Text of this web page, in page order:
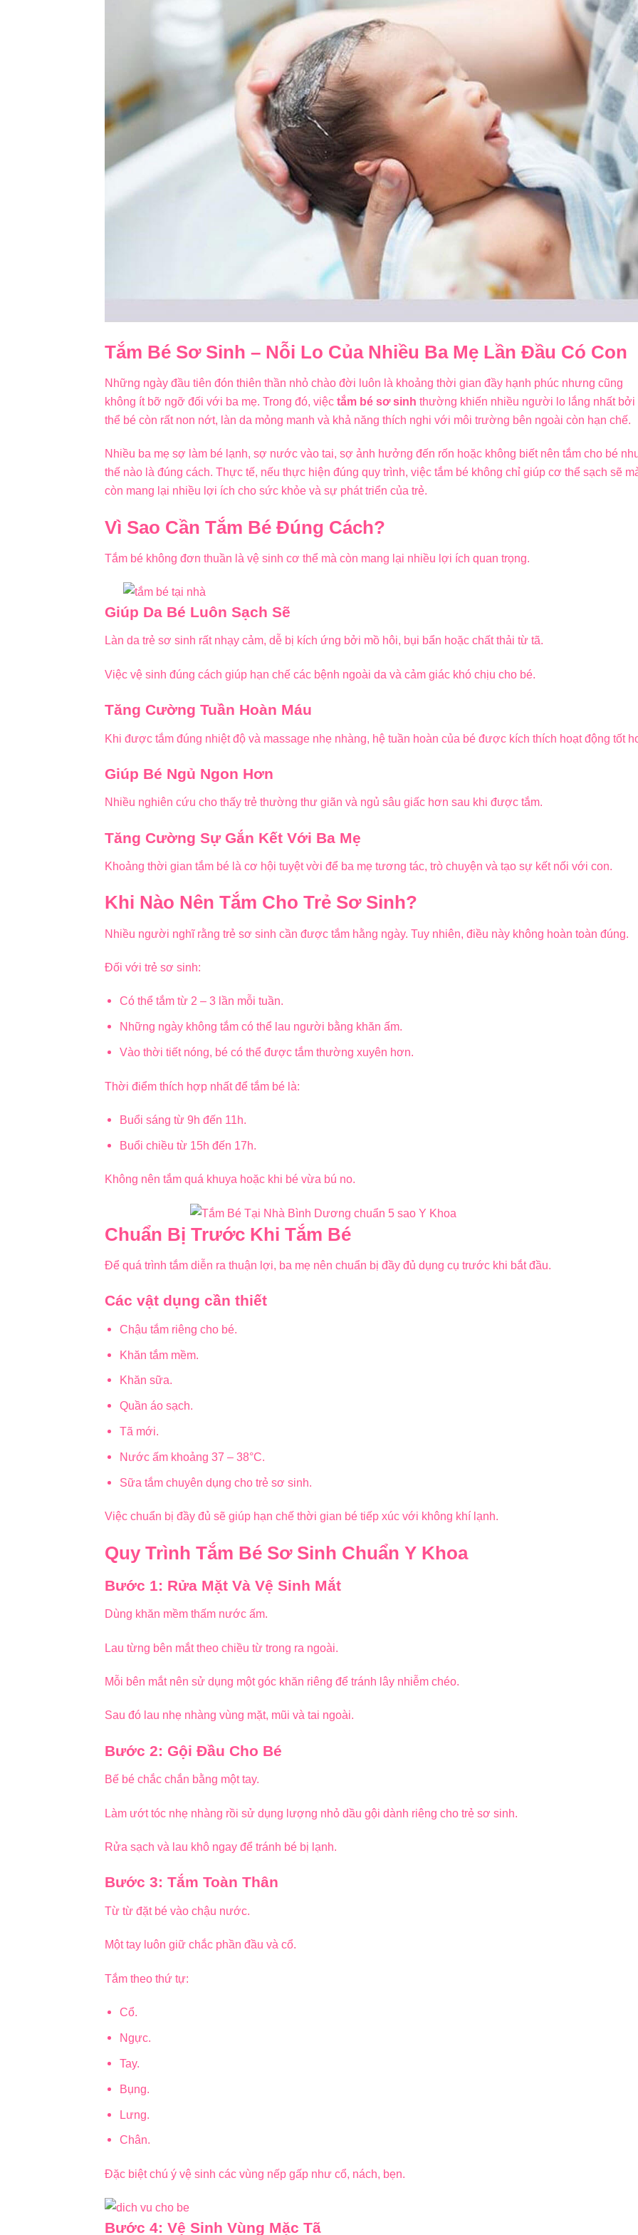
Tắm Bé Sơ Sinh – Nỗi Lo Của Nhiều Ba Mẹ Lần Đầu Có Con
Những ngày đầu tiên đón thiên thần nhỏ chào đời luôn là khoảng thời gian đầy hạnh phúc nhưng cũng
không ít bỡ ngỡ đối với ba mẹ. Trong đó, việc tắm bé sơ sinh thường khiến nhiều người lo lắng nhất bởi
thể bé còn rất non nớt, làn da mỏng manh và khả năng thích nghi với môi trường bên ngoài còn hạn chế.
Nhiều ba mẹ sợ làm bé lạnh, sợ nước vào tai, sợ ảnh hưởng đến rốn hoặc không biết nên tắm cho bé
thế nào là đúng cách. Thực tế, nếu thực hiện đúng quy trình, việc tắm bé không chỉ giúp cơ thể sạch sẽ
còn mang lại nhiều lợi ích cho sức khỏe và sự phát triển của trẻ.
Vì Sao Cần Tắm Bé Đúng Cách?
Tắm bé không đơn thuần là vệ sinh cơ thể mà còn mang lại nhiều lợi ích quan trọng.
Giúp Da Bé Luôn Sạch Sẽ
Làn da trẻ sơ sinh rất nhạy cảm, dễ bị kích ứng bởi mồ hôi, bụi bẩn hoặc chất thải từ tã.
Việc vệ sinh đúng cách giúp hạn chế các bệnh ngoài da và cảm giác khó chịu cho bé.
Tăng Cường Tuần Hoàn Máu
Khi được tắm đúng nhiệt độ và massage nhẹ nhàng, hệ tuần hoàn của bé được kích thích hoạt động tốt
Giúp Bé Ngủ Ngon Hơn
Nhiều nghiên cứu cho thấy trẻ thường thư giãn và ngủ sâu giấc hơn sau khi được tắm.
Tăng Cường Sự Gắn Kết Với Ba Mẹ
Khoảng thời gian tắm bé là cơ hội tuyệt vời để ba mẹ tương tác, trò chuyện và tạo sự kết nối với con.
Khi Nào Nên Tắm Cho Trẻ Sơ Sinh?
Nhiều người nghĩ rằng trẻ sơ sinh cần được tắm hằng ngày. Tuy nhiên, điều này không hoàn toàn đúng.
Đối với trẻ sơ sinh:
Có thể tắm từ 2 – 3 lần mỗi tuần.
Những ngày không tắm có thể lau người bằng khăn ấm.
Vào thời tiết nóng, bé có thể được tắm thường xuyên hơn.
Thời điểm thích hợp nhất để tắm bé là:
Buổi sáng từ 9h đến 11h.
Buổi chiều từ 15h đến 17h.
Không nên tắm quá khuya hoặc khi bé vừa bú no.
Chuẩn Bị Trước Khi Tắm Bé
Để quá trình tắm diễn ra thuận lợi, ba mẹ nên chuẩn bị đầy đủ dụng cụ trước khi bắt đầu.
Các vật dụng cần thiết
Chậu tắm riêng cho bé.
Khăn tắm mềm.
Khăn sữa.
Quần áo sạch.
Tã mới.
Nước ấm khoảng 37 – 38°C.
Sữa tắm chuyên dụng cho trẻ sơ sinh.
Việc chuẩn bị đầy đủ sẽ giúp hạn chế thời gian bé tiếp xúc với không khí lạnh.
Quy Trình Tắm Bé Sơ Sinh Chuẩn Y Khoa
Bước 1: Rửa Mặt Và Vệ Sinh Mắt
Dùng khăn mềm thấm nước ấm.
Lau từng bên mắt theo chiều từ trong ra ngoài.
Mỗi bên mắt nên sử dụng một góc khăn riêng để tránh lây nhiễm chéo.
Sau đó lau nhẹ nhàng vùng mặt, mũi và tai ngoài.
Bước 2: Gội Đầu Cho Bé
Bế bé chắc chắn bằng một tay.
Làm ướt tóc nhẹ nhàng rồi sử dụng lượng nhỏ dầu gội dành riêng cho trẻ sơ sinh.
Rửa sạch và lau khô ngay để tránh bé bị lạnh.
Bước 3: Tắm Toàn Thân
Từ từ đặt bé vào chậu nước.
Một tay luôn giữ chắc phần đầu và cổ.
Tắm theo thứ tự:
Cổ.
Ngực.
Tay.
Bụng.
Lưng.
Chân.
Đặc biệt chú ý vệ sinh các vùng nếp gấp như cổ, nách, bẹn.
Bước 4: Vệ Sinh Vùng Mặc Tã